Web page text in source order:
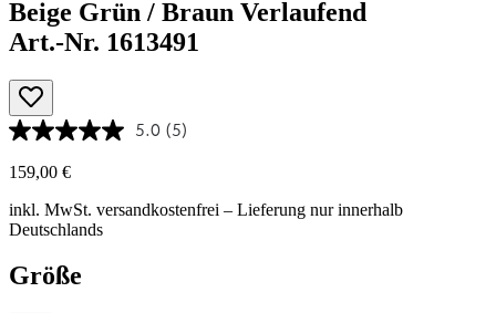
Beige Grün / Braun Verlaufend
Art.-Nr. 1613491
5.0 (5)
159,00 €
inkl. MwSt. versandkostenfrei – Lieferung nur innerhalb
Deutschlands
Größe